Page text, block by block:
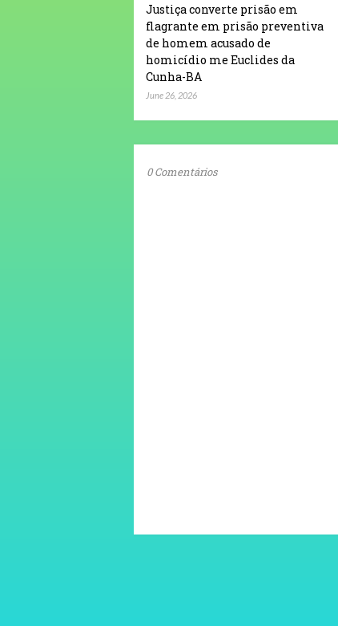
Justiça converte prisão em
flagrante em prisão preventiva
de homem acusado de
homicídio me Euclides da
Cunha-BA
June 26, 2026
0 Comentários